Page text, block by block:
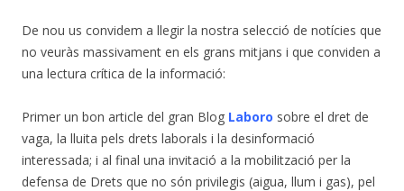
De nou us convidem a llegir la nostra selecció de notícies que
no veuràs massivament en els grans mitjans i que conviden a
una lectura crítica de la informació:
Primer un bon article del gran Blog Laboro sobre el dret de
vaga, la lluita pels drets laborals i la desinformació
interessada; i al final una invitació a la mobilització per la
defensa de Drets que no són privilegis (aigua, llum i gas), pel